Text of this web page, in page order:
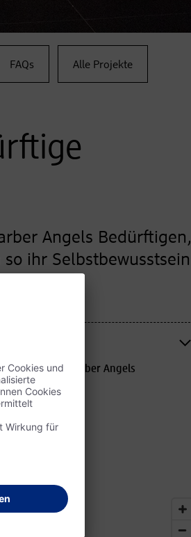
FAQs Alle Projekte
Angels Bedürftigen,
ihr Selbstbewusstsein
Friseurverein Barber Angels
Austria